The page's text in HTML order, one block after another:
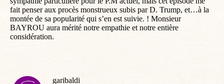
fait penser aux procès monstrueux subis par D. Trump, et…à la
montée de sa popularité qui s’en est suivie. ! Monsieur
BAYROU aura mérité notre empathie et notre entière
considération.
garibaldi